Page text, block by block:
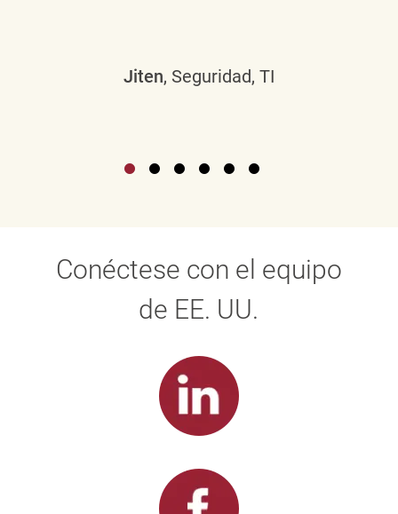
Jiten, Seguridad, TI
Conéctese con el equipo
de EE. UU.